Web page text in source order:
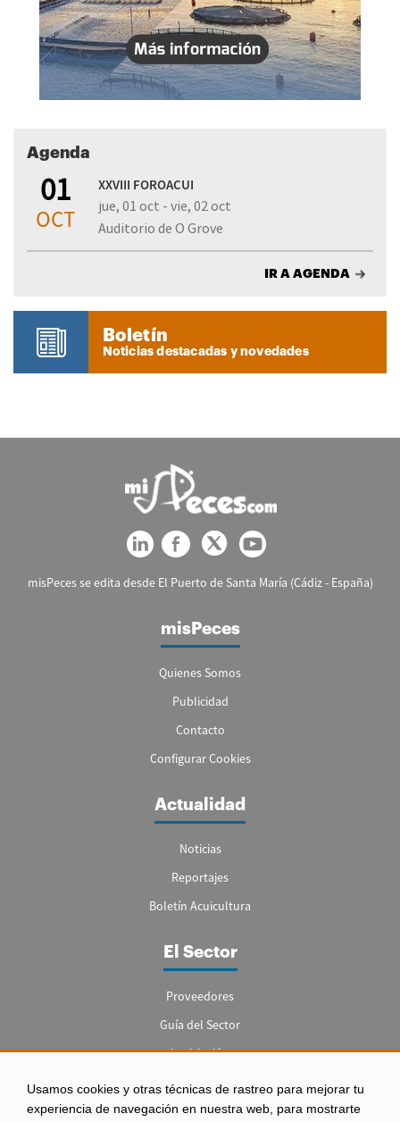
Usamos cookies y otras técnicas de rastreo para mejorar tu
experiencia de navegación en nuestra web, para mostrarte
Agenda
01
OCT
XXVIII FOROACUI
jue, 01 oct - vie, 02 oct
Auditorio de O Grove
IR A AGENDA
Boletín
Noticias destacadas y novedades
misPeces se edita desde El Puerto de Santa María (Cádiz - España)
misPeces
Quienes Somos
Publicidad
Contacto
Configurar Cookies
Actualidad
Noticias
Reportajes
Boletín Acuicultura
El Sector
Proveedores
Guía del Sector
Legislación
Empleo